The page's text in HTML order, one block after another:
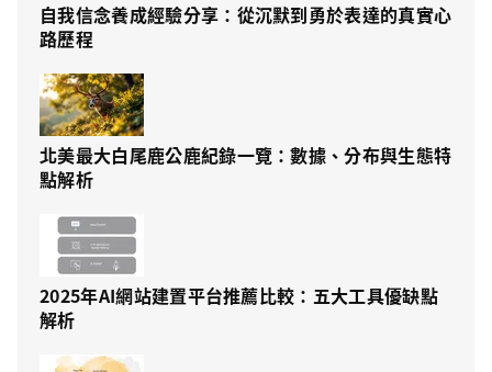
自我信念養成經驗分享：從沉默到勇於表達的真實心
路歷程
北美最大白尾鹿公鹿紀錄一覽：數據、分布與生態特
點解析
2025年AI網站建置平台推薦比較：五大工具優缺點
解析